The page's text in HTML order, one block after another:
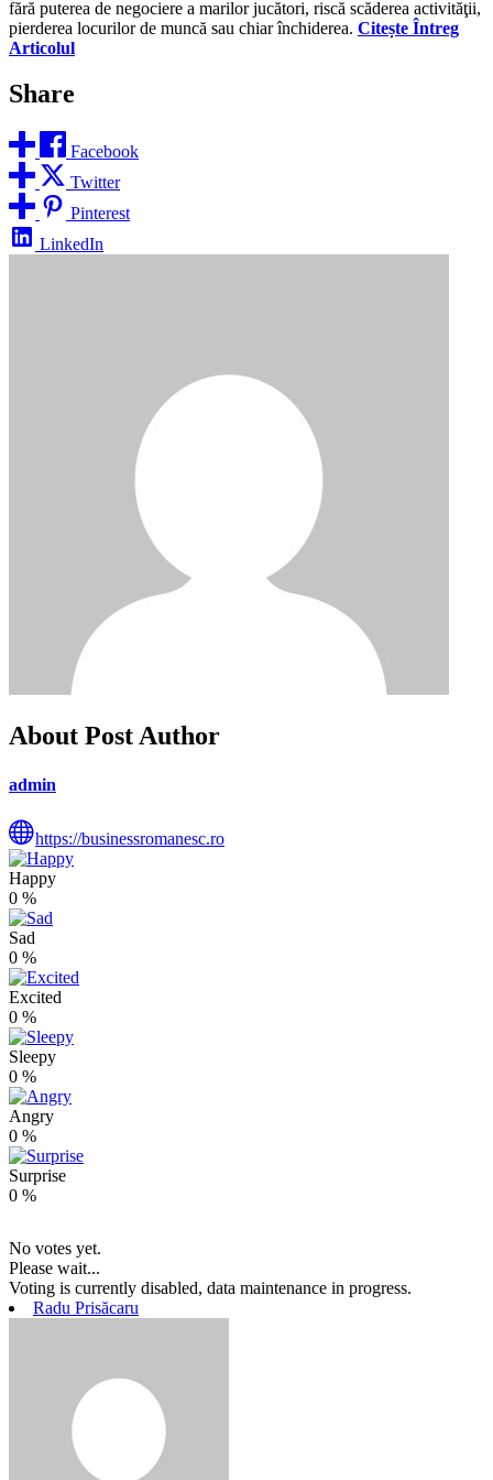
fără puterea de negociere a marilor jucători, riscă scăderea activităţii,
pierderea locurilor de muncă sau chiar închiderea. Citește Întreg
Articolul
Share
Facebook
Twitter
Pinterest
LinkedIn
About Post Author
admin
https://businessromanesc.ro
Happy
0 %
Sad
0 %
Excited
0 %
Sleepy
0 %
Angry
0 %
Surprise
0 %
No votes yet.
Please wait...
Voting is currently disabled, data maintenance in progress.
Radu Prisăcaru